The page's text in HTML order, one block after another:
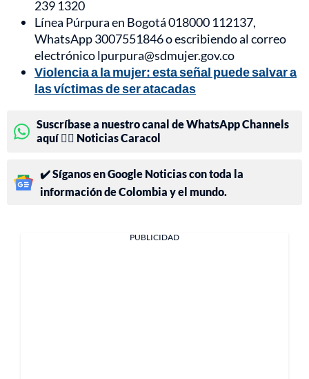
239 1320
Línea Púrpura en Bogotá 018000 112137,
WhatsApp 3007551846 o escribiendo al correo
electrónico lpurpura@sdmujer.gov.co
Violencia a la mujer: esta señal puede salvar a
las víctimas de ser atacadas
Suscríbase a nuestro canal de WhatsApp Channels
aquí 👉🏻 Noticias Caracol
✔️ Síganos en Google Noticias con toda la
información de Colombia y el mundo.
PUBLICIDAD